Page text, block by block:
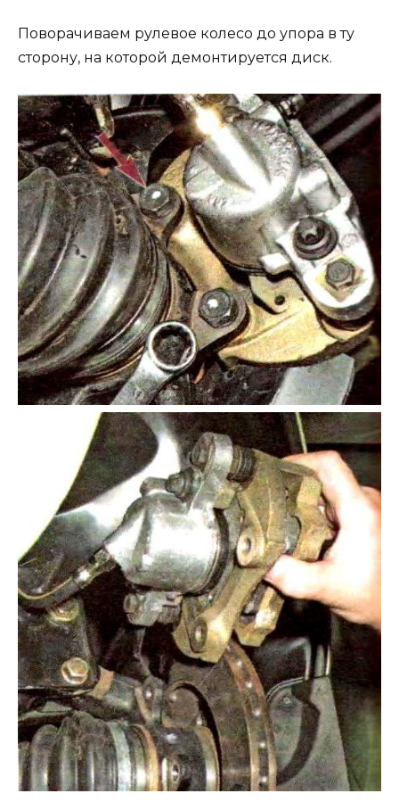
Поворачиваем рулевое колесо до упора в ту
сторону, на которой демонтируется диск.